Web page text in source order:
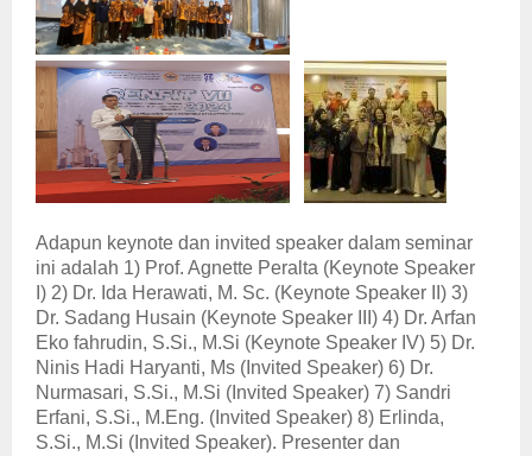
Adapun keynote dan invited speaker dalam seminar
ini adalah 1) Prof. Agnette Peralta (Keynote Speaker
I) 2) Dr. Ida Herawati, M. Sc. (Keynote Speaker II) 3)
Dr. Sadang Husain (Keynote Speaker III) 4) Dr. Arfan
Eko fahrudin, S.Si., M.Si (Keynote Speaker IV) 5) Dr.
Ninis Hadi Haryanti, Ms (Invited Speaker) 6) Dr.
Nurmasari, S.Si., M.Si (Invited Speaker) 7) Sandri
Erfani, S.Si., M.Eng. (Invited Speaker) 8) Erlinda,
S.Si., M.Si (Invited Speaker). Presenter dan